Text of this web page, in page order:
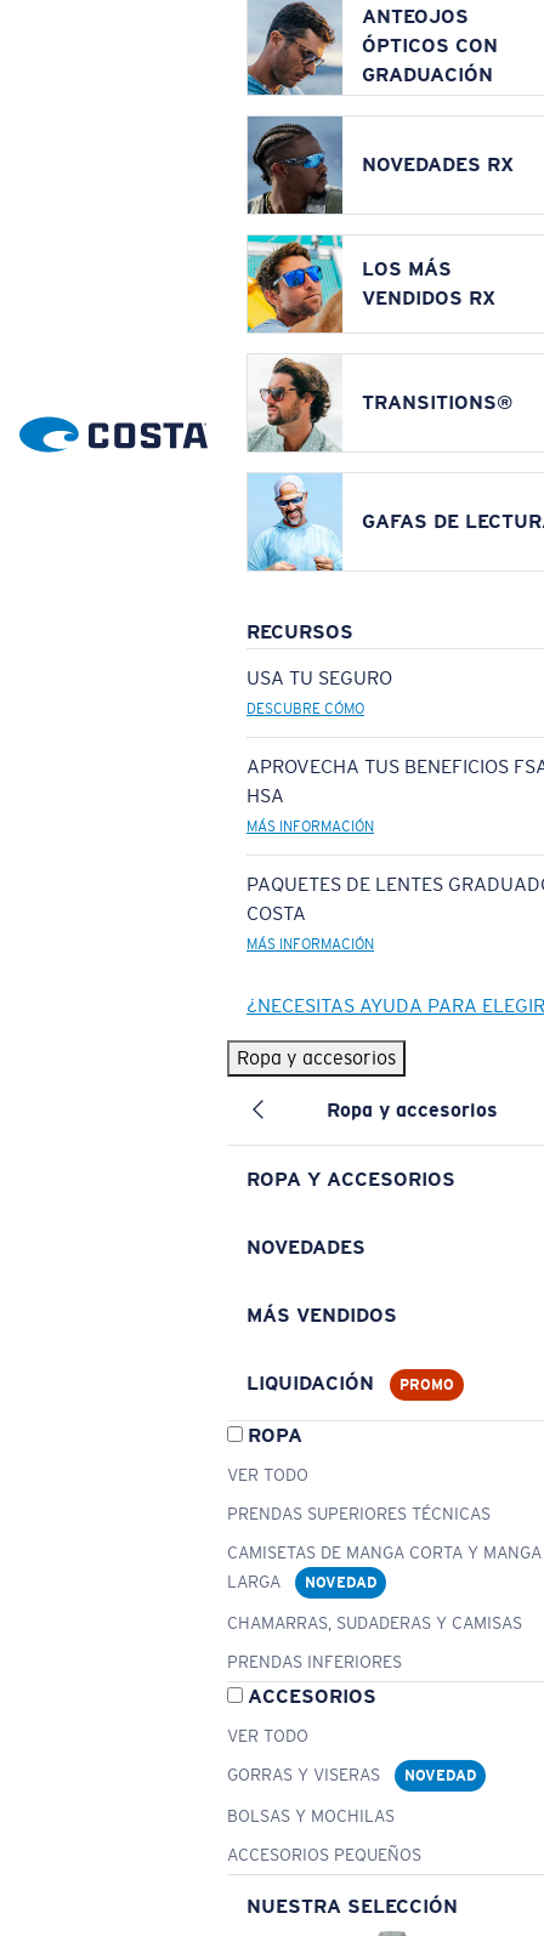
ANTEOJOS
ÓPTICOS CON
GRADUACIÓN
NOVEDADES RX
LOS MÁS
VENDIDOS RX
TRANSITIONS®
GAFAS DE
RECURSOS
USA TU SEGURO
DESCUBRE CÓMO
APROVECHA TUS BENEFICIOS
HSA
MÁS INFORMACIÓN
PAQUETES DE LENTES
COSTA
MÁS INFORMACIÓN
¿NECESITAS AYUDA PARA
Ropa y accesorios
Ropa y accesorios
ROPA Y ACCESORIOS
NOVEDADES
MÁS VENDIDOS
LIQUIDACIÓN PROMO
ROPA
VER TODO
PRENDAS SUPERIORES TÉCNICAS
CAMISETAS DE MANGA CORTA Y MANGA
LARGA
NOVEDAD
CHAMARRAS, SUDADERAS Y CAMISAS
PRENDAS INFERIORES
ACCESORIOS
VER TODO
GORRAS Y VISERAS
NOVEDAD
BOLSAS Y MOCHILAS
ACCESORIOS PEQUEÑOS
NUESTRA SELECCIÓN